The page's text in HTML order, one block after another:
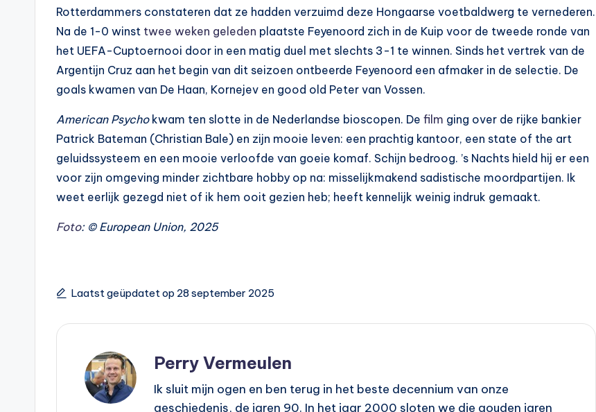
Rotterdammers constateren dat ze hadden verzuimd deze Hongaarse voetbaldwerg te vernederen.
Na de 1-0 winst twee weken geleden plaatste Feyenoord zich in de Kuip voor de tweede ronde van
het UEFA-Cuptoernooi door in een matig duel met slechts 3-1 te winnen. Sinds het vertrek van de
Argentijn Cruz aan het begin van dit seizoen ontbeerde Feyenoord een afmaker in de selectie. De
goals kwamen van De Haan, Kornejev en good old Peter van Vossen.
American Psychokwam ten slotte in de Nederlandse bioscopen. De film ging over de rijke bankier
Patrick Bateman (Christian Bale) en zijn mooie leven: een prachtig kantoor, een state of the art
geluidssysteem en een mooie verloofde van goeie komaf. Schijn bedroog. ’s Nachts hield hij er een
voor zijn omgeving minder zichtbare hobby op na: misselijkmakend sadistische moordpartijen. Ik
weet eerlijk gezegd niet of ik hem ooit gezien heb; heeft kennelijk weinig indruk gemaakt.
Foto: © European Union, 2025
Laatst geüpdatet op 28 september 2025
Perry Vermeulen
Ik sluit mijn ogen en ben terug in het beste decennium van onze
geschiedenis, de jaren 90. In het jaar 2000 sloten we die gouden jaren